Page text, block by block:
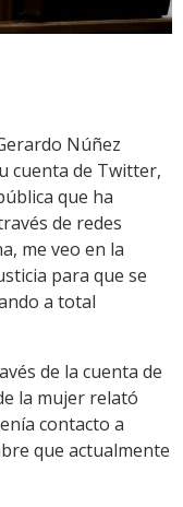
Núñez
cuenta de Twitter,
que ha
de redes
me veo en la
para que se
a total
de la cuenta de
la mujer relató
contacto a
que actualmente